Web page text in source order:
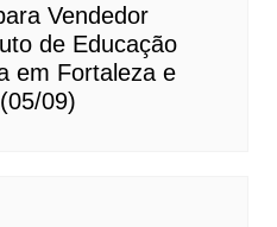
Vendedor
de Educação
em Fortaleza e
09)